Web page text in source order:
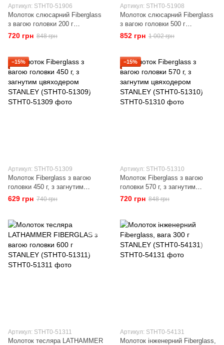
Артикул: STHT0-51906
Молоток слюсарний Fiberglass
з вагою головки 200 г
STANLEY (STHT0-51906)
720 грн 848 грн
Артикул: STHT0-51908
Молоток слюсарний Fiberglass
з вагою головки 500 г
STANLEY (STHT0-51908)
852 грн 1 002 грн
−15%
Артикул: STHT0-51309
Молоток Fiberglass з вагою
головки 450 г, з загнутим
цвяходером STANLEY (STHT0-
51309)
629 грн 740 грн
−15%
Артикул: STHT0-51310
Молоток Fiberglass з вагою
головки 570 г, з загнутим
цвяходером STANLEY (STHT0-
51310)
720 грн 848 грн
Артикул: STHT0-51311
Молоток тесляра LATHAMMER
Артикул: STHT0-54131
Молоток інженерний Fiberglass,